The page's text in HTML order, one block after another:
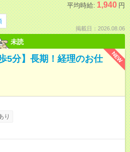
平均時給: 1,940 円
掲載日：2026.08.06
未読
NEW
5分】長期！経理のお仕
り